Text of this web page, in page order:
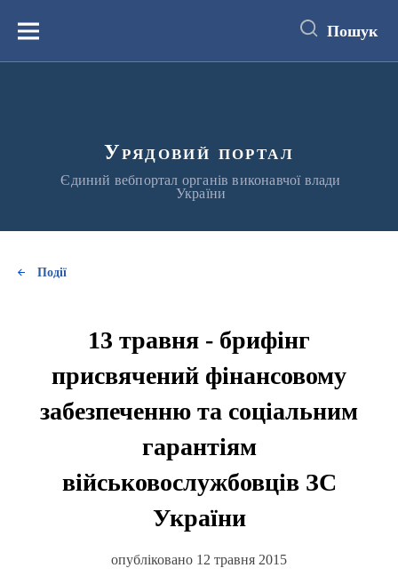
вмістуМеню Пошук
Урядовий портал
Єдиний вебпортал органів виконавчої влади
України
Події
13 травня - брифінг
присвячений фінансовому
забезпеченню та соціальним
гарантіям
військовослужбовців ЗС
України
опубліковано 12 травня 2015